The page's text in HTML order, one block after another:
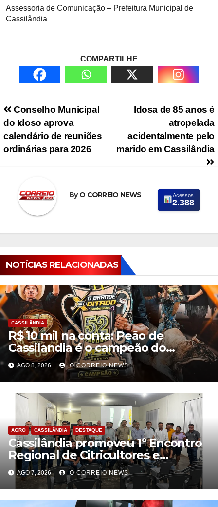
Assessoria de Comunicação – Prefeitura Municipal de
Cassilândia
COMPARTILHE
Navegação de PostIdosa de 85 anos é
atropelada
acidentalmente pelo
marido em Cassilândia
Conselho Municipal
do Idoso aprova
calendário de reuniões
ordinárias para 2026
ByO CORREIO NEWS Acessos
2.388
NOTÍCIAS RELACIONADAS
CASSILÂNDIA
R$ 10 mil na conta: Peão de
Cassilandia é o campeão do
desafio “O Grande Ditado
Bandeirantes” em Rondonópolis
AGO 8, 2026 O CORREIO NEWS
AGRO CASSILÂNDIA DESTAQUE
Cassilândia promoveu 1º Encontro
Regional de Citricultores e
fortalece o desenvolvimento da
citricultura
AGO 7, 2026 O CORREIO NEWS